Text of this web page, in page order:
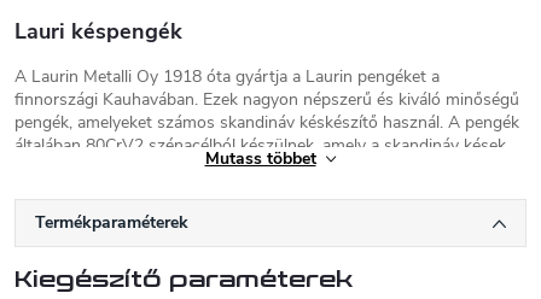
Lauri késpengék
A Laurin Metalli Oy 1918 óta gyártja a Laurin pengéket a
finnországi Kauhavában. Ezek nagyon népszerű és kiváló minőségű
pengék, amelyeket számos skandináv késkészítő használ. A pengék
általában 80CrV2 szénacélból készülnek, amely a skandináv kések
gyártásában jól bevált anyag, vagy rozsdamentes acélból.
A pengék általában 80CrV2 szénacélból készülnek, amely a
skandináv kések gyártásában jól bevált anyag.
Mutass többet
Termékparaméterek
Kiegészítő paraméterek